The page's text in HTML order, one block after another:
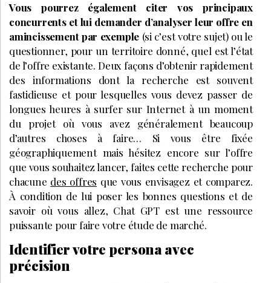
Vous pourrez également citer vos principaux
concurrents et lui demander d’analyser leur offre en
amincissement par exemple (si c’est votre sujet) ou le
questionner, pour un territoire donné, quel est l’état
de l’offre existante. Deux façons d’obtenir rapidement
des informations dont la recherche est souvent
fastidieuse et pour lesquelles vous devez passer de
longues heures à surfer sur Internet à un moment
du projet où vous avez généralement beaucoup
d’autres choses à faire… Si vous être fixée
géographiquement mais hésitez encore sur l’offre
que vous souhaitez lancer, faites cette recherche pour
chacune des offres que vous envisagez et comparez.
À condition de lui poser les bonnes questions et de
savoir où vous allez, Chat GPT est une ressource
puissante pour faire votre étude de marché.
Identifier votre persona avec
précision